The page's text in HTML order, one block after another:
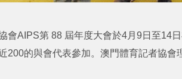
會AIPS第 88 屆年度大會於4月9日至14
200的與會代表參加。澳門體育記者協